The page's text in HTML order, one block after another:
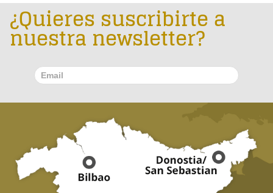
¿Quieres suscribirte a
nuestra newsletter?